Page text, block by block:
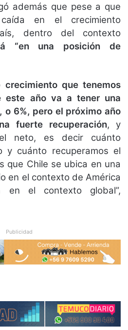
además que pese a que
en el crecimiento
dentro del contexto
“en una posición de
que tenemos
este año va a tener una
o 6%, pero el próximo año
fuerte recuperación, y
neto, es decir cuánto
y cuánto recuperamos el
que Chile se ubica en una
en el contexto de América
en el contexto global”,
Publicidad